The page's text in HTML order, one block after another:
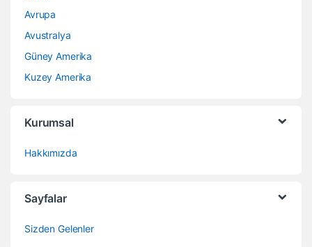
Avrupa
Avustralya
Güney Amerika
Kuzey Amerika
Kurumsal
Hakkımızda
Sayfalar
Sizden Gelenler